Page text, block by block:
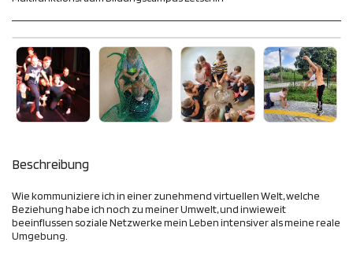
Beschreibung
Wie kommuniziere ich in einer zunehmend virtuellen Welt, welche
Beziehung habe ich noch zu meiner Umwelt, und inwieweit
beeinflussen soziale Netzwerke mein Leben intensiver als meine reale
Umgebung.